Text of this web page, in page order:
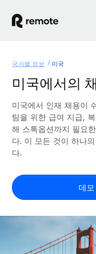
글로벌 고용
글로벌 급여
규정을 준수하며 급여
전 세계에서 규정을 준
계약자 관리
전 세계 계약자의 온
PEO
글로벌 서비스 제공
국가별 정보
미국 주별 정보
미국 모든 주 전역에서
다른 업체들과 비교해
성장 단계
리소스
국가별 직원 오분류 리
계약자 지급 계산기
글로벌 계약직을 위한
요금
English
Nederlands
국가별 정보 미국
미국에서의
미국에서 인재 채용이
팀을 위한 급여 지급,
해 스톡옵션까지 필요
다. 이 모든 것이 하나
다.
데